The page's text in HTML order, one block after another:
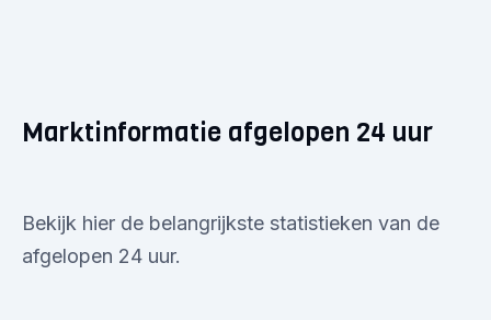
Marktinformatie afgelopen 24 uur
Bekijk hier de belangrijkste statistieken van de
afgelopen 24 uur.